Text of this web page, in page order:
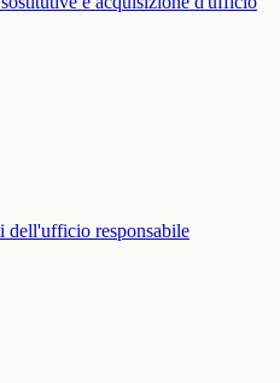
dell'ufficio responsabile